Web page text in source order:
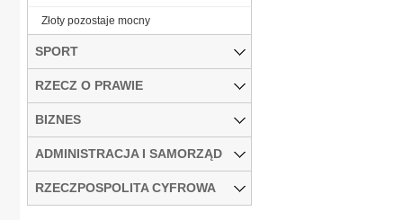
Złoty pozostaje mocny
SPORT
RZECZ O PRAWIE
BIZNES
ADMINISTRACJA I SAMORZĄD
RZECZPOSPOLITA CYFROWA